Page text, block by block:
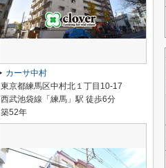
カーサ中村
東京都練馬区中村北１丁目10-17
西武池袋線「練馬」駅 徒歩6分
築52年